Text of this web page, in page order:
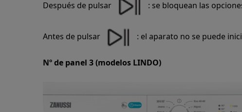
Después de pulsar : se bloquean las
Antes de pulsar : el aparato no se puede
Nº de panel 3 (modelos LINDO)